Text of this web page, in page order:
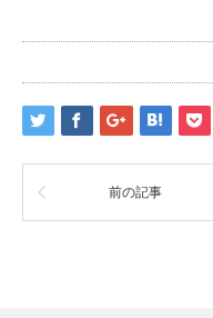
前の記事